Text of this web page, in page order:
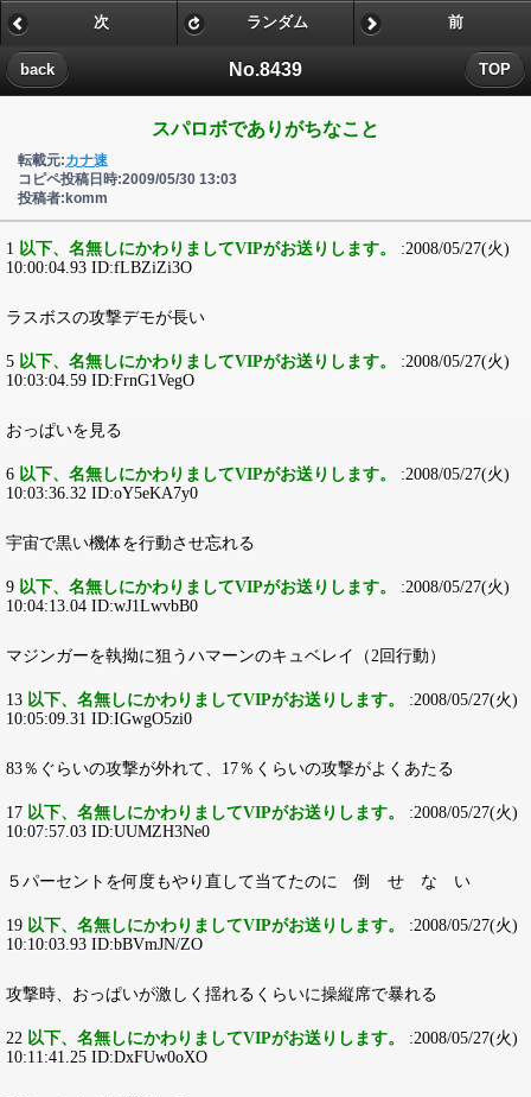
No.8439
back TOP
次 ランダム 前
スパロボでありがちなこと
転載元:カナ速
コピペ投稿日時:2009/05/30 13:03
投稿者:komm
1 以下、名無しにかわりましてVIPがお送りします。
:2008/05/27(火)
10:00:04.93 ID:fLBZiZi3O
ラスボスの攻撃デモが長い
5 以下、名無しにかわりましてVIPがお送りします。
:2008/05/27(火)
10:03:04.59 ID:FrnG1VegO
おっぱいを見る
6 以下、名無しにかわりましてVIPがお送りします。
:2008/05/27(火)
10:03:36.32 ID:oY5eKA7y0
宇宙で黒い機体を行動させ忘れる
9 以下、名無しにかわりましてVIPがお送りします。
:2008/05/27(火)
10:04:13.04 ID:wJ1LwvbB0
マジンガーを執拗に狙うハマーンのキュベレイ（2回行動）
13 以下、名無しにかわりましてVIPがお送りします。
:2008/05/27(火)
10:05:09.31 ID:IGwgO5zi0
83％ぐらいの攻撃が外れて、17％くらいの攻撃がよくあたる
17 以下、名無しにかわりましてVIPがお送りします。
:2008/05/27(火)
10:07:57.03 ID:UUMZH3Ne0
５パーセントを何度もやり直して当てたのに 倒 せ な い
19 以下、名無しにかわりましてVIPがお送りします。
:2008/05/27(火)
10:10:03.93 ID:bBVmJN/ZO
攻撃時、おっぱいが激しく揺れるくらいに操縦席で暴れる
22 以下、名無しにかわりましてVIPがお送りします。
:2008/05/27(火)
10:11:41.25 ID:DxFUw0oXO